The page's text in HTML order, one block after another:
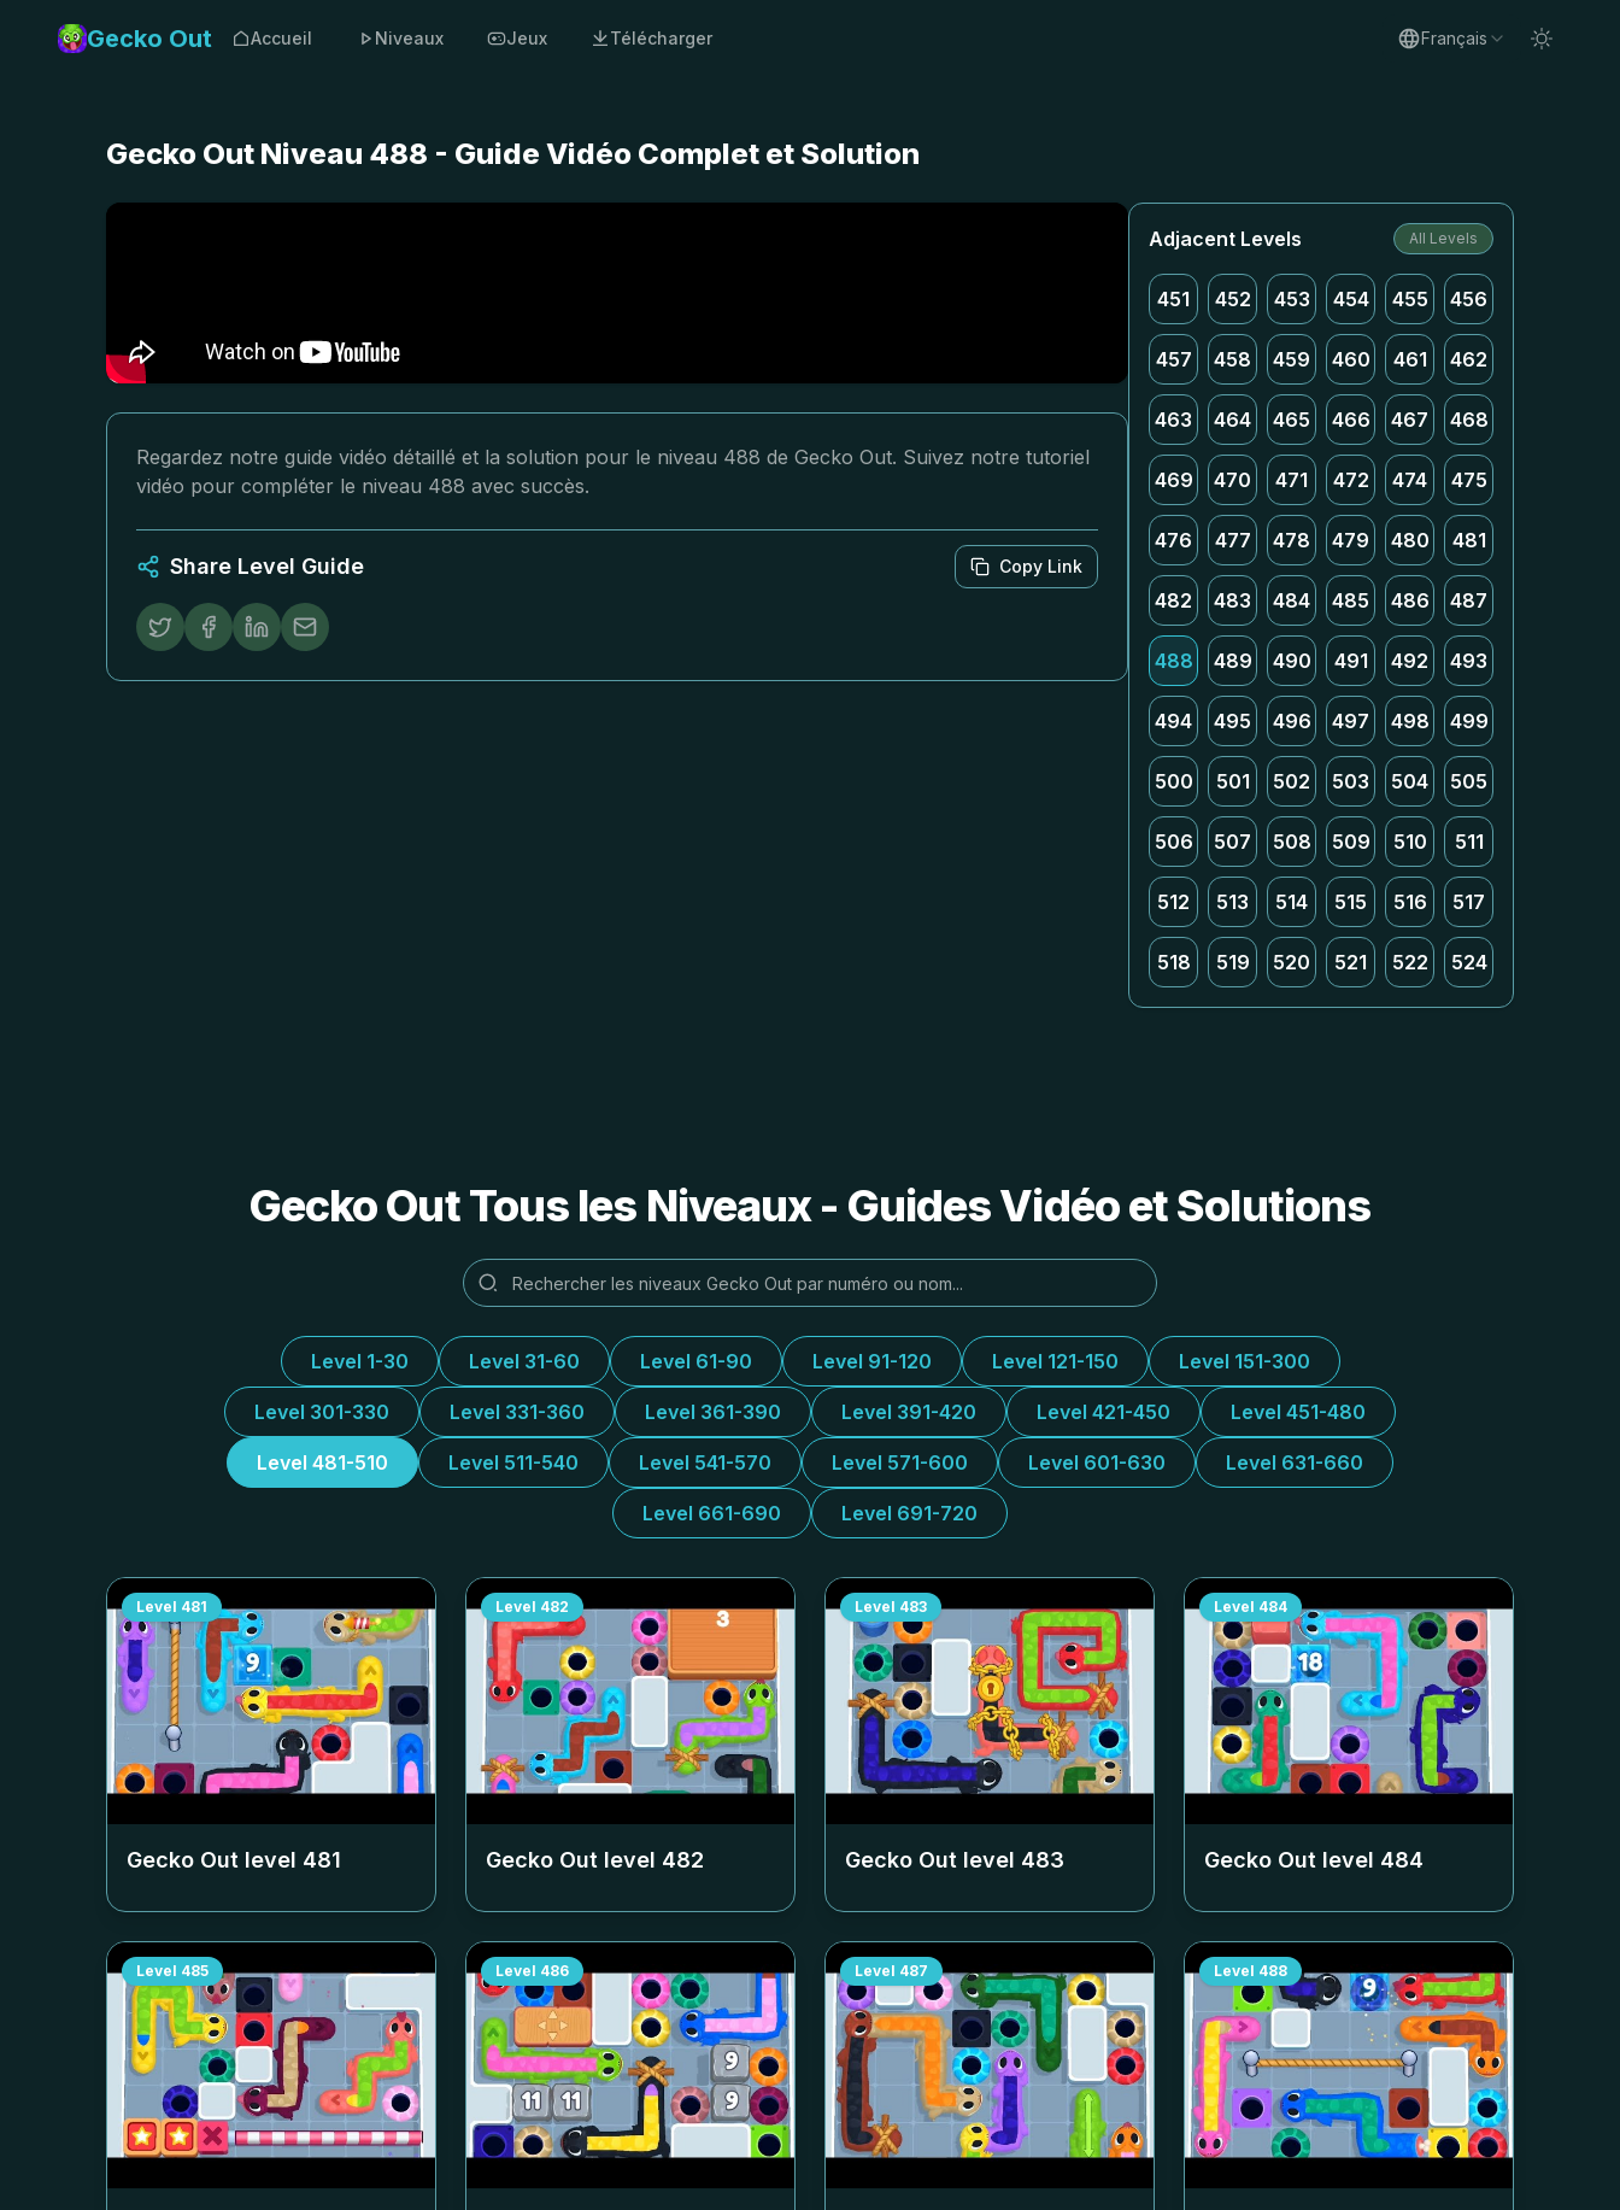
Gecko Out Accueil Niveaux Jeux Télécharger Français
Gecko Out Niveau 488 - Guide Vidéo Complet et Solution
Regardez notre guide vidéo détaillé et la solution pour le niveau 488 de Gecko Out. Suivez notre tutoriel
vidéo pour compléter le niveau 488 avec succès.
Share Level Guide Copy Link
Adjacent Levels All Levels
451 452 453 454 455 456
457 458 459 460 461 462
463 464 465 466 467 468
469 470 471 472 474 475
476 477 478 479 480 481
482 483 484 485 486 487
488 489 490 491 492 493
494 495 496 497 498 499
500 501 502 503 504 505
506 507 508 509 510 511
512 513 514 515 516 517
518 519 520 521 522 524
Gecko Out Tous les Niveaux - Guides Vidéo et Solutions
Level 1-30 Level 31-60 Level 61-90 Level 91-120 Level 121-150 Level 151-300
Level 301-330 Level 331-360 Level 361-390 Level 391-420 Level 421-450 Level 451-480
Level 481-510 Level 511-540 Level 541-570 Level 571-600 Level 601-630 Level 631-660
Level 661-690 Level 691-720
Level 481
Gecko Out level 481
Level 482
Gecko Out level 482
Level 483
Gecko Out level 483
Level 484
Gecko Out level 484
Level 485 Level 486 Level 487 Level 488